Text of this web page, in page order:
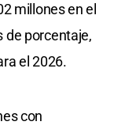
millones en el
de porcentaje,
el 2026.
con